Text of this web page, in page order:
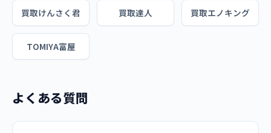
買取けんさく君 買取達人 買取エノキング
TOMIYA富屋
よくある質問